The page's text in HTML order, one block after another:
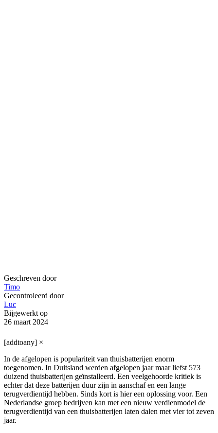
Geschreven door
Timo
Gecontroleerd door
Luc
Bijgewerkt op
26 maart 2024
[addtoany] ×
In de afgelopen is populariteit van thuisbatterijen enorm
toegenomen. In Duitsland werden afgelopen jaar maar liefst 573
duizend thuisbatterijen geïnstalleerd. Een veelgehoorde kritiek is
echter dat deze batterijen duur zijn in aanschaf en een lange
terugverdientijd hebben. Sinds kort is hier een oplossing voor. Een
Nederlandse groep bedrijven kan met een nieuw verdienmodel de
terugverdientijd van een thuisbatterijen laten dalen met vier tot zeven
jaar.